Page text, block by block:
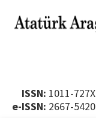
ISSN: 1011-727X
e-ISSN: 2667-5420